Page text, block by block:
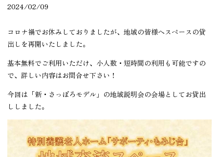
2024/02/09
コロナ禍でお休みしておりましたが、地域の皆様へスペースの貸
出しを再開いたしました。
基本無料でご利用いただけ、小人数・短時間の利用も可能ですの
で、詳しい内容はお問合せ下さい！
今回は「新・さっぽろモデル」の地域説明会の会場としてお貸出
ししました。